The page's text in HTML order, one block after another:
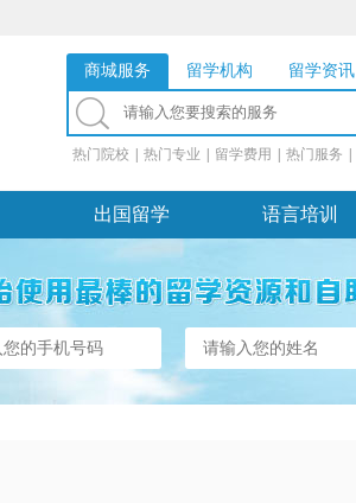
商城服务 留学机构 留学资讯
热门院校 热门专业 留学费用 热门服务
出国留学 语言培训